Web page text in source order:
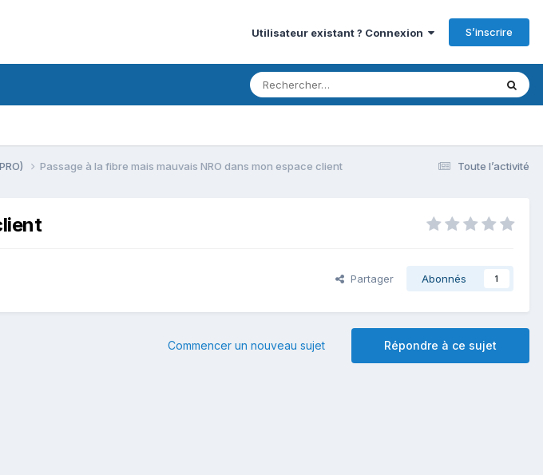
Utilisateur existant ? Connexion S’inscrire
Toute l’activité
Passage à la fibre mais mauvais NRO dans mon espace client
Partager Abonnés 1
Répondre à ce sujet
Commencer un nouveau sujet